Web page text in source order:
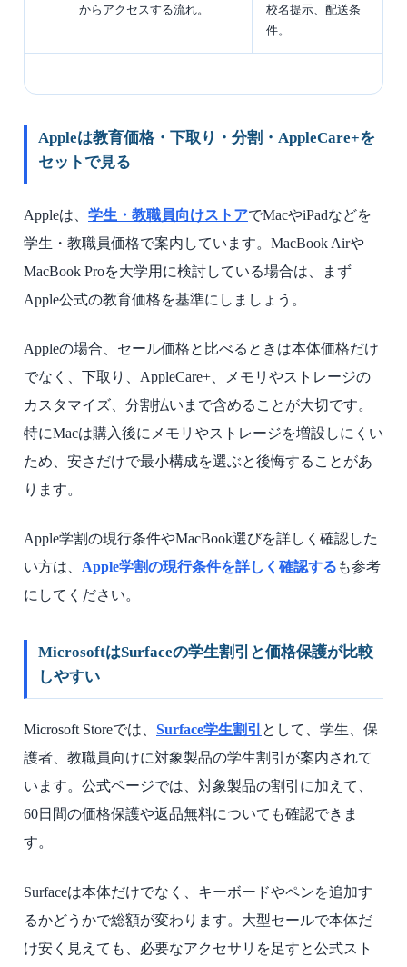
からアクセスする流れ。
校名提示、配送条
件。
Appleは教育価格・下取り・分割・AppleCare+を
セットで見る
Appleは、 学生・教職員向けストアでMacやiPadなどを
学生・教職員価格で案内しています。MacBook Airや
MacBook Proを大学用に検討している場合は、まず
Apple公式の教育価格を基準にしましょう。
Appleの場合、セール価格と比べるときは本体価格だけ
でなく、下取り、AppleCare+、メモリやストレージの
カスタマイズ、分割払いまで含めることが大切です。
特にMacは購入後にメモリやストレージを増設しにくい
ため、安さだけで最小構成を選ぶと後悔することがあ
ります。
Apple学割の現行条件やMacBook選びを詳しく確認した
い方は、 Apple学割の現行条件を詳しく確認する も参考
にしてください。
MicrosoftはSurfaceの学生割引と価格保護が比較
しやすい
Microsoft Storeでは、 Surface学生割引 として、学生、保
護者、教職員向けに対象製品の学生割引が案内されて
います。公式ページでは、対象製品の割引に加えて、
60日間の価格保護や返品無料についても確認できま
す。
Surfaceは本体だけでなく、キーボードやペンを追加す
るかどうかで総額が変わります。大型セールで本体だ
け安く見えても、必要なアクセサリを足すと公式スト